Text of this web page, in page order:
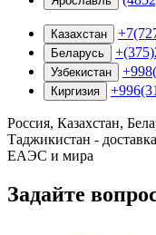
Казахстан
Беларусь
Узбекистан
Киргизия
Россия, Казахстан,
Таджикистан -
ЕАЭС и мира
Задайте